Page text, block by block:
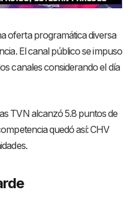
oferta programática diversa
El canal público se impuso
canales considerando el día
TVN alcanzó 5.8 puntos de
quedó así: CHV